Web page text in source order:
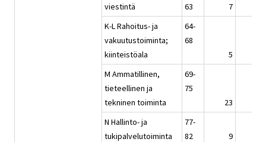
viestintä
63
7
K-L Rahoitus- ja
vakuutustoiminta;
kiinteistöala
64-
68
5
M Ammatillinen,
tieteellinen ja
tekninen toiminta
69-
75
23
N Hallinto- ja
tukipalvelutoiminta
77-
82
9